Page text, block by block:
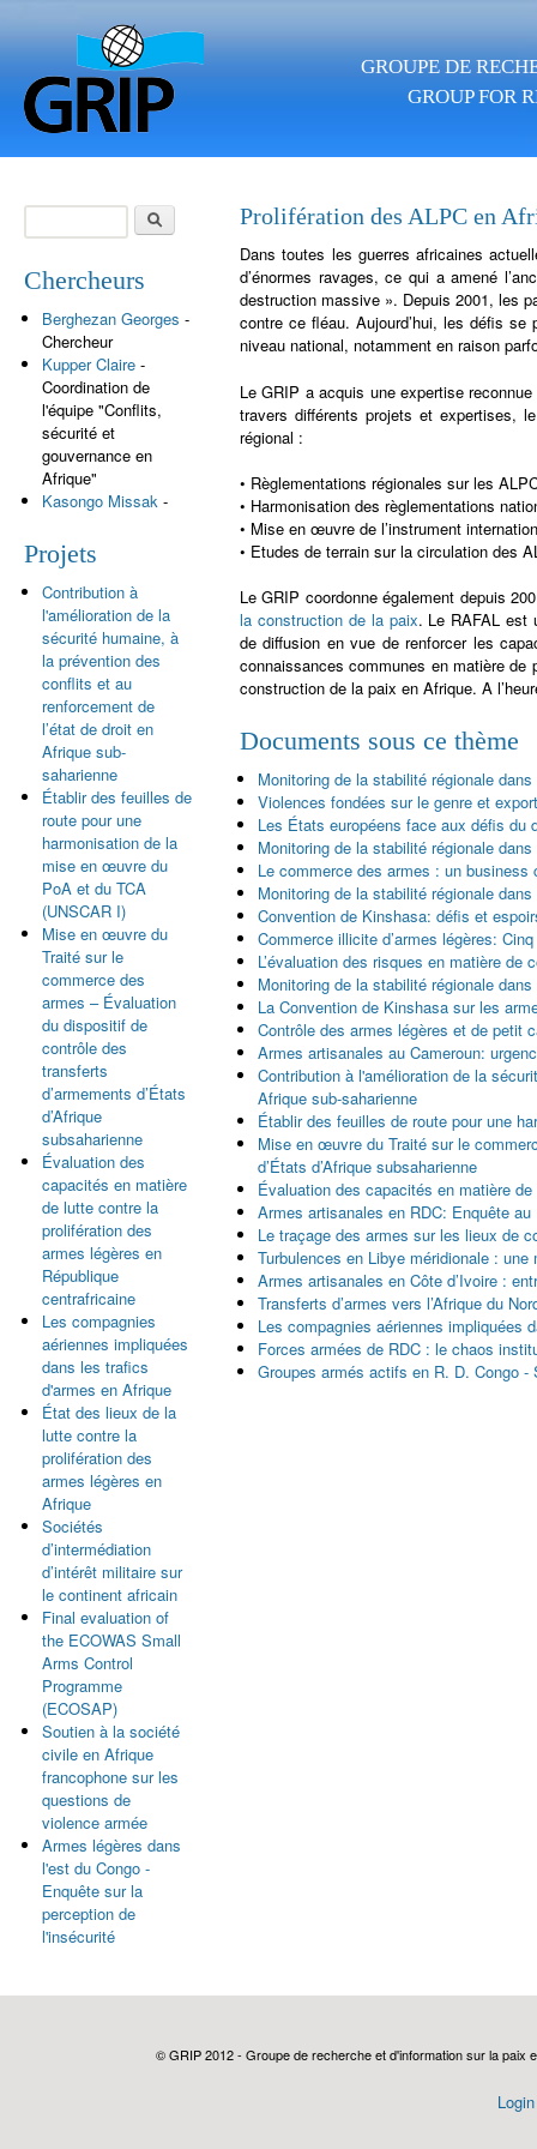
GROUPE DE
GROUP FOR
Prolifération des ALPC en
Dans toutes les guerres africaines
d’énormes ravages, ce qui a amené
destruction massive ». Depuis 2001, les
contre ce fléau. Aujourd’hui, les défis
niveau national, notamment en raison
Le GRIP a acquis une expertise
travers différents projets et expertises,
régional :
• Règlementations régionales sur les
• Harmonisation des règlementations
• Mise en œuvre de l’instrument
• Etudes de terrain sur la circulation des
Le GRIP coordonne également depuis
la construction de la paix. Le RAFAL est
de diffusion en vue de renforcer les
connaissances communes en matière
construction de la paix en Afrique. A
Documents sous ce thème
Monitoring de la stabilité régionale
Violences fondées sur le genre et
Les États européens face aux défis du
Monitoring de la stabilité régionale
Le commerce des armes : un business
Monitoring de la stabilité régionale
Convention de Kinshasa: défis et
Commerce illicite d’armes légères:
L’évaluation des risques en matière
Monitoring de la stabilité régionale
La Convention de Kinshasa sur les
Contrôle des armes légères et de petit
Armes artisanales au Cameroun:
Contribution à l'amélioration de la
Afrique sub-saharienne
Établir des feuilles de route pour une
Mise en œuvre du Traité sur le
d’États d’Afrique subsaharienne
Évaluation des capacités en matière
Armes artisanales en RDC: Enquête
Le traçage des armes sur les lieux de
Turbulences en Libye méridionale :
Armes artisanales en Côte d’Ivoire :
Transferts d’armes vers l’Afrique du
Les compagnies aériennes impliquées
Forces armées de RDC : le chaos
Groupes armés actifs en R. D. Congo
Formulaire de
recherche
Chercheurs
Berghezan Georges -
Chercheur
Kupper Claire -
Coordination de
l'équipe "Conflits,
sécurité et
gouvernance en
Afrique"
Kasongo Missak -
Projets
Contribution à
l'amélioration de la
sécurité humaine, à
la prévention des
conflits et au
renforcement de
l’état de droit en
Afrique sub-
saharienne
Établir des feuilles de
route pour une
harmonisation de la
mise en œuvre du
PoA et du TCA
(UNSCAR I)
Mise en œuvre du
Traité sur le
commerce des
armes – Évaluation
du dispositif de
contrôle des
transferts
d’armements d’États
d’Afrique
subsaharienne
Évaluation des
capacités en matière
de lutte contre la
prolifération des
armes légères en
République
centrafricaine
Les compagnies
aériennes impliquées
dans les trafics
d'armes en Afrique
État des lieux de la
lutte contre la
prolifération des
armes légères en
Afrique
Sociétés
d’intermédiation
d’intérêt militaire sur
le continent africain
Final evaluation of
the ECOWAS Small
Arms Control
Programme
(ECOSAP)
Soutien à la société
civile en Afrique
francophone sur les
questions de
violence armée
Armes légères dans
l'est du Congo -
Enquête sur la
perception de
l'insécurité
Pages
© GRIP 2012 - Groupe de recherche et d'information sur la paix
Login